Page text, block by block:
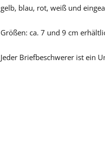
gelb, blau, rot, weiß und
Größen: ca. 7 und 9 cm
Jeder Briefbeschwerer ist ein